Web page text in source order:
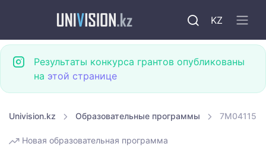
KZ
Результаты конкурса грантов опубликованы
на этой странице
Univision.kz Образовательные программы 7M04115
Новая образовательная программа